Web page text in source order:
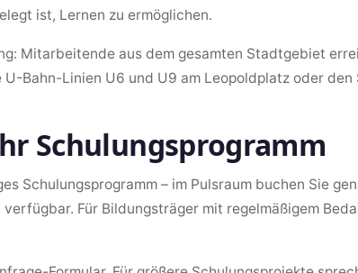
ist, Lernen zu ermöglichen.
Mitarbeitende aus dem gesamten Stadtgebiet
Bahn-Linien U6 und U9 am Leopoldplatz oder den
Schulungsprogramm
Schulungsprogramm – im Pulsraum buchen Sie
Für Bildungsträger mit regelmäßigem